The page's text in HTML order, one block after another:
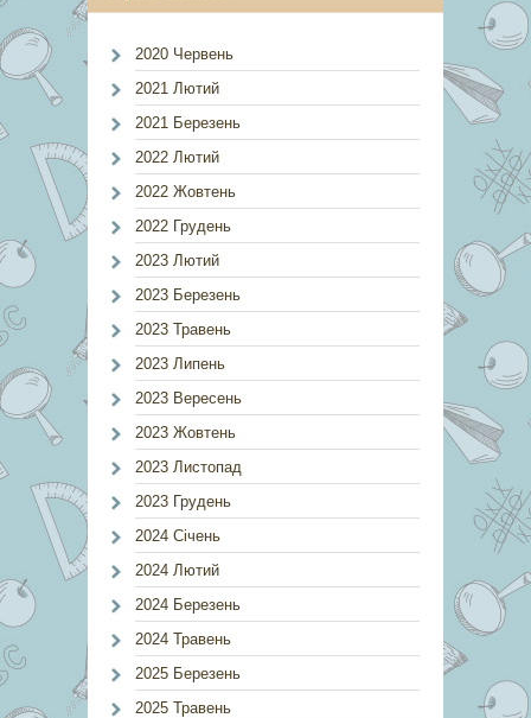
2020 Червень
2021 Лютий
2021 Березень
2022 Лютий
2022 Жовтень
2022 Грудень
2023 Лютий
2023 Березень
2023 Травень
2023 Липень
2023 Вересень
2023 Жовтень
2023 Листопад
2023 Грудень
2024 Січень
2024 Лютий
2024 Березень
2024 Травень
2025 Березень
2025 Травень